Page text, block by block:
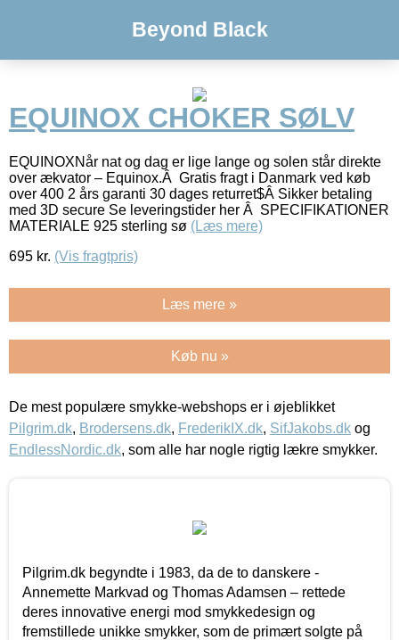
Beyond Black
EQUINOX CHOKER SØLV
EQUINOXNår nat og dag er lige lange og solen står direkte
over ækvator – Equinox.Â Gratis fragt i Danmark ved køb
over 400 2 års garanti 30 dages returret$Â Sikker betaling
med 3D secure Se leveringstider her Â SPECIFIKATIONER
MATERIALE 925 sterling sø (Læs mere)
695 kr. (Vis fragtpris)
Læs mere »
Køb nu »
De mest populære smykke-webshops er i øjeblikket
Pilgrim.dk, Brodersens.dk, FrederikIX.dk, SifJakobs.dk og
EndlessNordic.dk, som alle har nogle rigtig lækre smykker.
Pilgrim.dk begyndte i 1983, da de to danskere -
Annemette Markvad og Thomas Adamsen – rettede
deres innovative energi mod smykkedesign og
fremstillede unikke smykker, som de primært solgte på